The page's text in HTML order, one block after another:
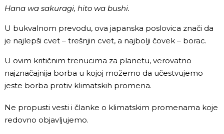
Hana wa sakuragi, hito wa bushi.
U bukvalnom prevodu, ova japanska poslovica znači da
je najlepši cvet – trešnjin cvet, a najbolji čovek – borac.
U ovim kritičnim trenucima za planetu, verovatno
najznačajnija borba u kojoj možemo da učestvujemo
jeste borba protiv klimatskih promena.
Ne propusti vesti i članke o klimatskim promenama koje
redovno objavljujemo.